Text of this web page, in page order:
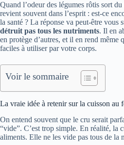
Quand l’odeur des légumes rôtis sort
revient souvent dans l’esprit : est-ce
la santé ? La réponse va peut-être vous
détruit pas tous les nutriments. Il en
en protège d’autres, et il en rend même
faciles à utiliser par votre corps.
Voir le sommaire
La vraie idée à retenir sur la cuisson au
On entend souvent que le cru serait
“vide”. C’est trop simple. En réalité, la
aliments. Elle ne les vide pas tous de la